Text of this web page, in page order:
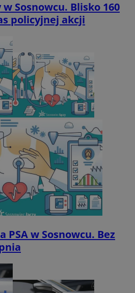
Sosnowcu. Blisko 160
policyjnej akcji
PSA w Sosnowcu. Bez